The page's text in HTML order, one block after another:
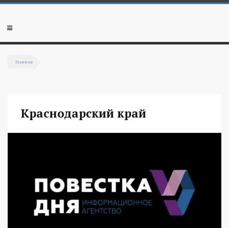
Перейти к основному содержанию
Мобильное
Главная
Краснодарский край